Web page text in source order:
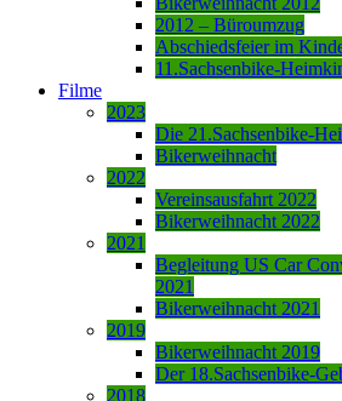
2012 – Büroumzug
Abschiedsfeier im
11.Sachsenbike-
Filme
2023
Die 21.Sachsenbike-
Bikerweihnacht
2022
Vereinsausfahrt 2022
Bikerweihnacht 2022
2021
Begleitung US Car
2021
Bikerweihnacht 2021
2019
Bikerweihnacht 2019
Der 18.Sachsenbike-
2018